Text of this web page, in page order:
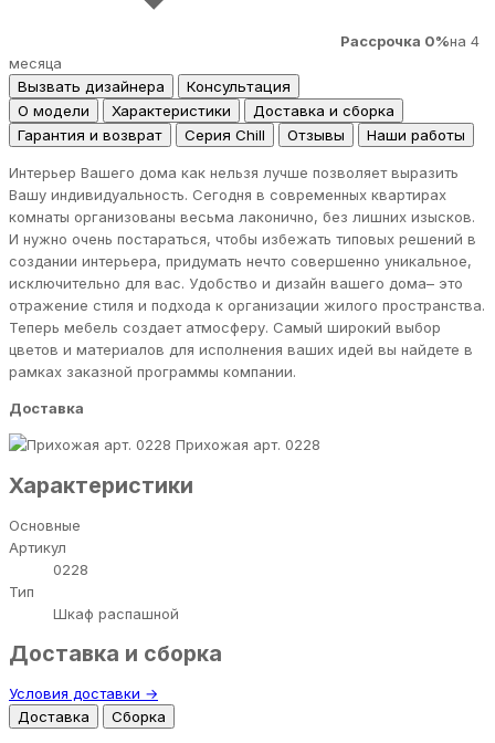
Рассрочка 0%на 4
месяца
Вызвать дизайнера
Консультация
О модели
Характеристики
Доставка и сборка
Гарантия и возврат
Серия Chill Отзывы Наши работы
Интерьер Вашего дома как нельзя лучше позволяет выразить
Вашу индивидуальность. Сегодня в современных квартирах
комнаты организованы весьма лаконично, без лишних изысков.
И нужно очень постараться, чтобы избежать типовых решений в
создании интерьера, придумать нечто совершенно уникальное,
исключительно для вас. Удобство и дизайн вашего дома– это
отражение стиля и подхода к организации жилого пространства.
Теперь мебель создает атмосферу. Самый широкий выбор
цветов и материалов для исполнения ваших идей вы найдете в
рамках заказной программы компании.
Доставка
Прихожая арт. 0228
Характеристики
Основные
Артикул
0228
Тип
Шкаф распашной
Доставка и сборка
Условия доставки →
Доставка
Сборка